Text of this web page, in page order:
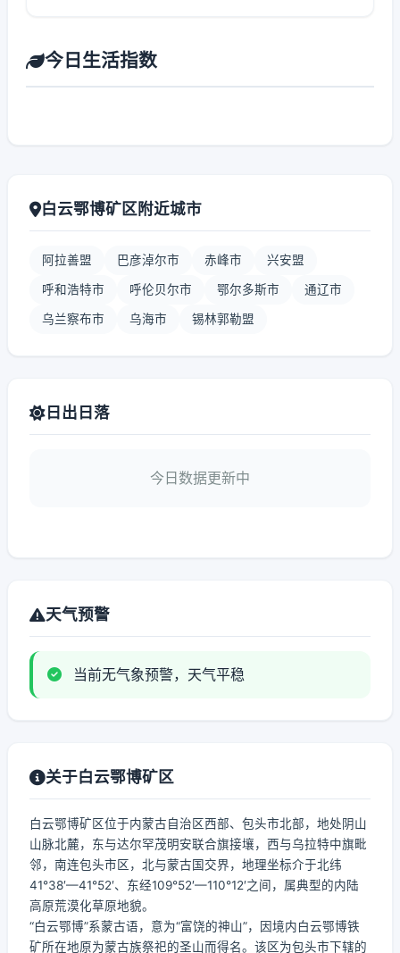
今日生活指数
白云鄂博矿区附近城市
阿拉善盟 巴彦淖尔市 赤峰市 兴安盟
呼和浩特市 呼伦贝尔市 鄂尔多斯市 通辽市
乌兰察布市 乌海市 锡林郭勒盟
日出日落
今日数据更新中
天气预警
当前无气象预警，天气平稳
关于白云鄂博矿区
白云鄂博矿区位于内蒙古自治区西部、包头市北部，地处阴山
山脉北麓，东与达尔罕茂明安联合旗接壤，西与乌拉特中旗毗
邻，南连包头市区，北与蒙古国交界，地理坐标介于北纬
41°38′—41°52′、东经109°52′—110°12′之间，属典型的内陆
高原荒漠化草原地貌。
“白云鄂博”系蒙古语，意为“富饶的神山”，因境内白云鄂博铁
矿所在地原为蒙古族祭祀的圣山而得名。该区为包头市下辖的